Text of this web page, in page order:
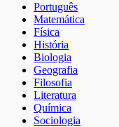
Português
Matemática
Física
História
Biologia
Geografia
Filosofia
Literatura
Química
Sociologia